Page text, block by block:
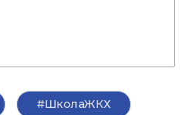
#ШколаЖКХ